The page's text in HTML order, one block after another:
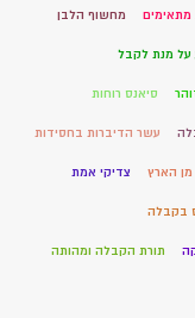
מתאימים מחשוף הלבן
על מנת לקבל
סיאנס רוחות
עשר הדיברות בחסידות
הארץ צדיקי אמת
בקבלה
תורת הקבלה ומהותה